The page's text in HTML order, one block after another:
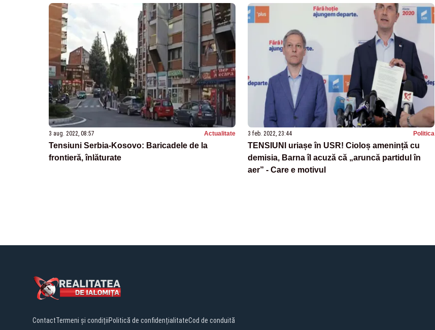
3 aug. 2022, 08:57 Actualitate
Tensiuni Serbia-Kosovo: Baricadele de la
frontieră, înlăturate
3 feb. 2022, 23:44 Politica
TENSIUNI uriașe în USR! Cioloș amenință cu
demisia, Barna îl acuză că „aruncă partidul în
aer” - Care e motivul
ContactTermeni și condițiiPolitică de confidențialitateCod de conduită